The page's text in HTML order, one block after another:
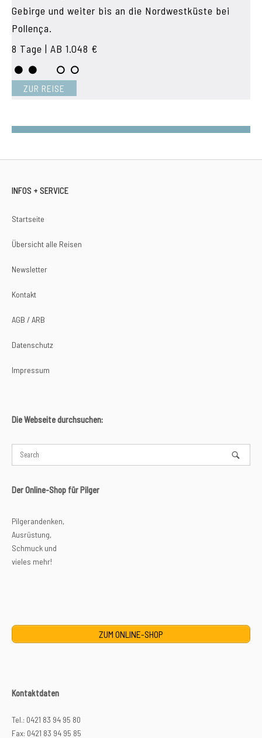
Gebirge und weiter bis an die Nordwestküste bei
Pollença.
8 Tage | AB 1.048 €
ZUR REISE
INFOS + SERVICE
Startseite
Übersicht alle Reisen
Newsletter
Kontakt
AGB / ARB
Datenschutz
Impressum
Die Webseite durchsuchen:
Der Online-Shop für Pilger
Pilgerandenken,
Ausrüstung,
Schmuck und
vieles mehr!
ZUM ONLINE-SHOP
Kontaktdaten
Tel.: 0421 83 94 95 80
Fax: 0421 83 94 95 85